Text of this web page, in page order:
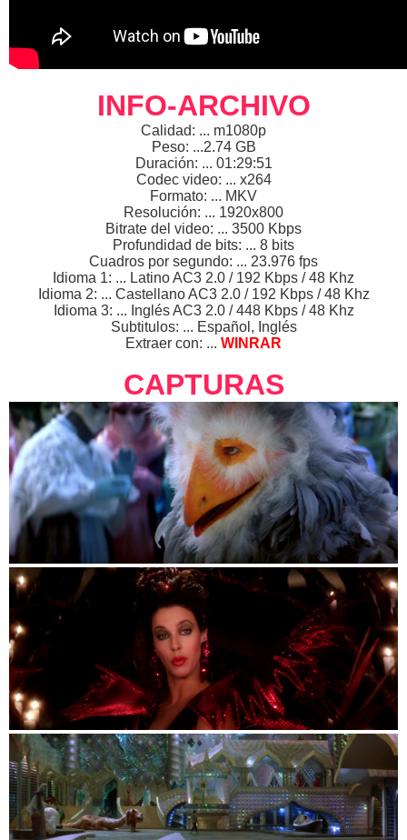
INFO-ARCHIVO
Calidad: ... m1080p
Peso: ...2.74 GB
Duración: ... 01:29:51
Codec video: ... x264
Formato: ... MKV
Resolución: ... 1920x800
Bitrate del video: ... 3500 Kbps
Profundidad de bits: ... 8 bits
Cuadros por segundo: ... 23.976 fps
Idioma 1: ... Latino AC3 2.0 / 192 Kbps / 48 Khz
Idioma 2: ... Castellano AC3 2.0 / 192 Kbps / 48 Khz
Idioma 3: ... Inglés AC3 2.0 / 448 Kbps / 48 Khz
Subtitulos: ... Español, Inglés
Extraer con: ... WINRAR
CAPTURAS